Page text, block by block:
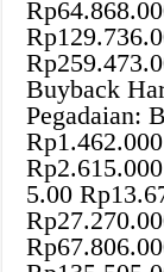
Buyback
Pegadaian:
5.00